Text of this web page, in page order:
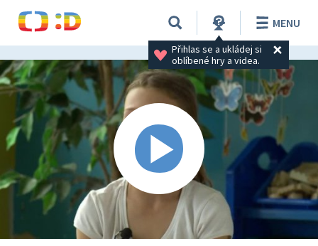
Přihlas se a ukládej si
oblíbené hry a videa.
MENU